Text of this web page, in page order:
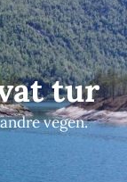
tur
vegen.